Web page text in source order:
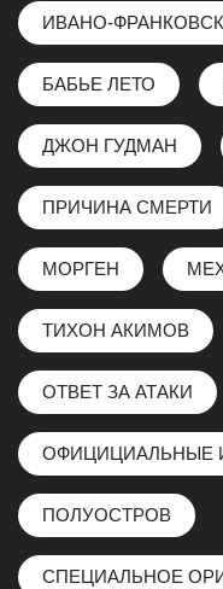
ИВАНО-ФРАНКОВСК
БАБЬЕ ЛЕТО
ДЖОН ГУДМАН
ПРИЧИНА СМЕРТИ
МОРГЕН
ТИХОН АКИМОВ
ОТВЕТ ЗА АТАКИ
ОФИЦИЦИАЛЬНЫЕ
ПОЛУОСТРОВ
СПЕЦИАЛЬНОЕ